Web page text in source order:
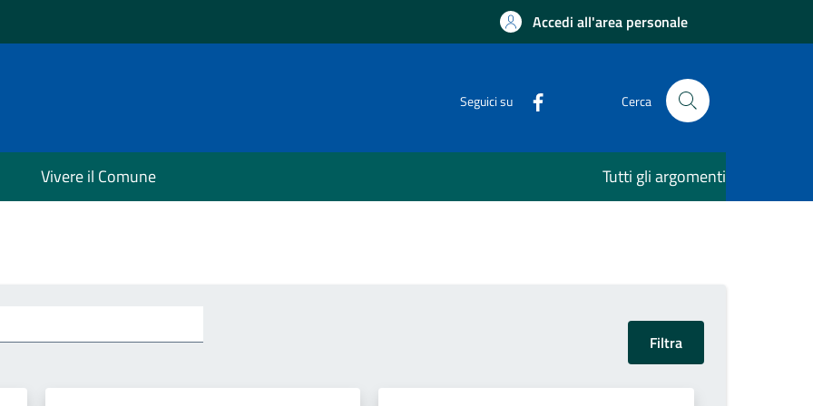
Accedi all'area personale
Seguici su Cerca
Vivere il Comune Tutti gli argomenti